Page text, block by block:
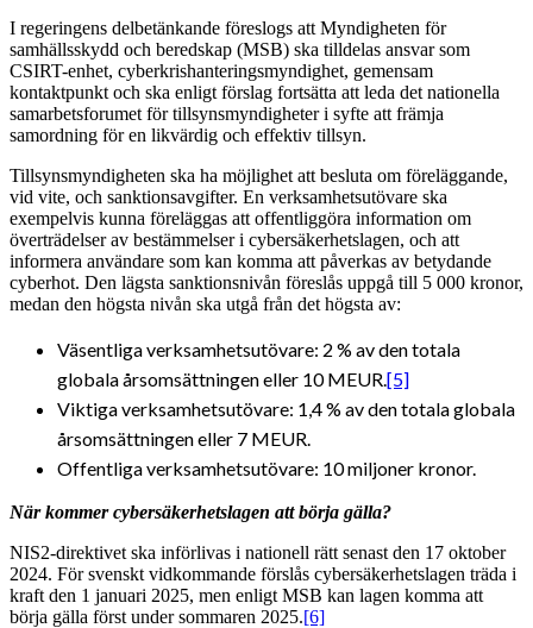
I regeringens delbetänkande föreslogs att Myndigheten för
samhällsskydd och beredskap (MSB) ska tilldelas ansvar som
CSIRT-enhet, cyberkrishanteringsmyndighet, gemensam
kontaktpunkt och ska enligt förslag fortsätta att leda det nationella
samarbetsforumet för tillsynsmyndigheter i syfte att främja
samordning för en likvärdig och effektiv tillsyn.
Tillsynsmyndigheten ska ha möjlighet att besluta om föreläggande,
vid vite, och sanktionsavgifter. En verksamhetsutövare ska
exempelvis kunna föreläggas att offentliggöra information om
överträdelser av bestämmelser i cybersäkerhetslagen, och att
informera användare som kan komma att påverkas av betydande
cyberhot. Den lägsta sanktionsnivån föreslås uppgå till 5 000 kronor,
medan den högsta nivån ska utgå från det högsta av:
Väsentliga verksamhetsutövare: 2 % av den totala
globala årsomsättningen eller 10 MEUR.[5]
Viktiga verksamhetsutövare: 1,4 % av den totala globala
årsomsättningen eller 7 MEUR.
Offentliga verksamhetsutövare: 10 miljoner kronor.
När kommer cybersäkerhetslagen att börja gälla?
NIS2-direktivet ska införlivas i nationell rätt senast den 17 oktober
2024. För svenskt vidkommande förslås cybersäkerhetslagen träda i
kraft den 1 januari 2025, men enligt MSB kan lagen komma att
börja gälla först under sommaren 2025.[6]